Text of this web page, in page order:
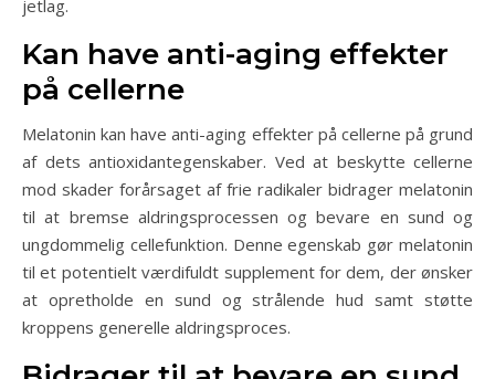
jetlag.
Kan have anti-aging effekter
på cellerne
Melatonin kan have anti-aging effekter på cellerne på grund
af dets antioxidantegenskaber. Ved at beskytte cellerne
mod skader forårsaget af frie radikaler bidrager melatonin
til at bremse aldringsprocessen og bevare en sund og
ungdommelig cellefunktion. Denne egenskab gør melatonin
til et potentielt værdifuldt supplement for dem, der ønsker
at opretholde en sund og strålende hud samt støtte
kroppens generelle aldringsproces.